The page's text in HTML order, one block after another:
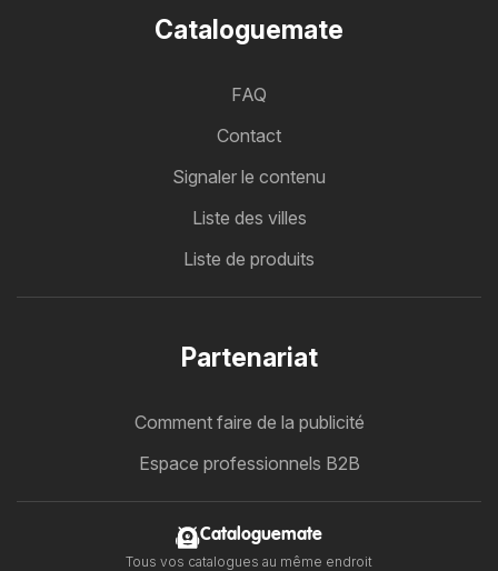
Cataloguemate
FAQ
Contact
Signaler le contenu
Liste des villes
Liste de produits
Partenariat
Comment faire de la publicité
Espace professionnels B2B
Cataloguemate
Tous vos catalogues au même endroit